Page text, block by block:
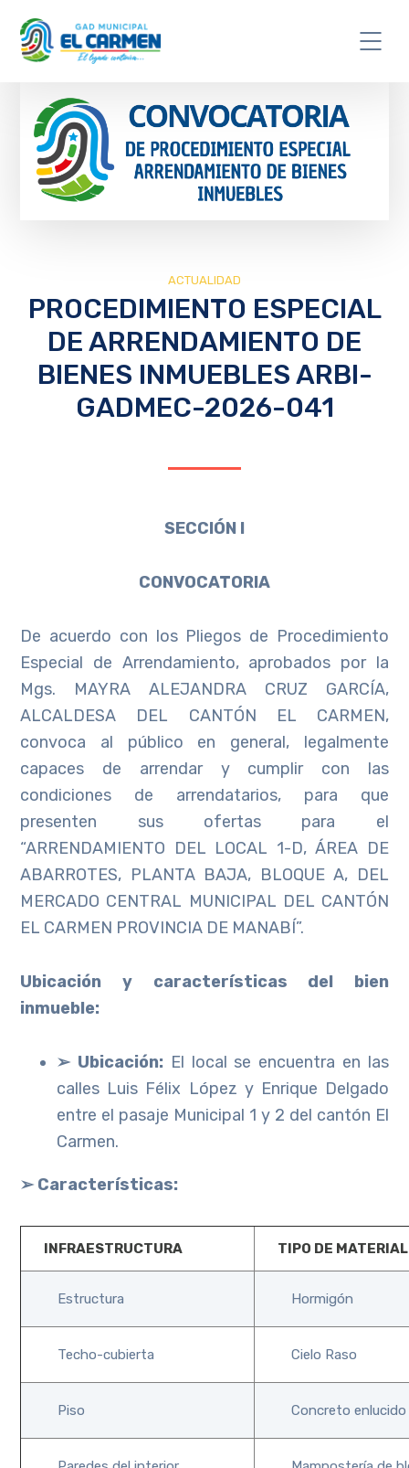
ACTUALIDAD
PROCEDIMIENTO ESPECIAL
DE ARRENDAMIENTO DE
BIENES INMUEBLES ARBI-
GADMEC-2026-041
SECCIÓN I
CONVOCATORIA
De acuerdo con los Pliegos de Procedimiento
Especial de Arrendamiento, aprobados por la
Mgs. MAYRA ALEJANDRA CRUZ GARCÍA,
ALCALDESA DEL CANTÓN EL CARMEN,
convoca al público en general, legalmente
capaces de arrendar y cumplir con las
condiciones de arrendatarios, para que
presenten sus ofertas para el
“ARRENDAMIENTO DEL LOCAL 1-D, ÁREA DE
ABARROTES, PLANTA BAJA, BLOQUE A, DEL
MERCADO CENTRAL MUNICIPAL DEL CANTÓN
EL CARMEN PROVINCIA DE MANABÍ”.
Ubicación y características del bien
inmueble:
➢ Ubicación: El local se encuentra en las
calles Luis Félix López y Enrique Delgado
entre el pasaje Municipal 1 y 2 del cantón El
Carmen.
➢ Características:
INFRAESTRUCTURA TIPO DE MATERIAL
Estructura Hormigón
Techo-cubierta Cielo Raso
Piso Concreto